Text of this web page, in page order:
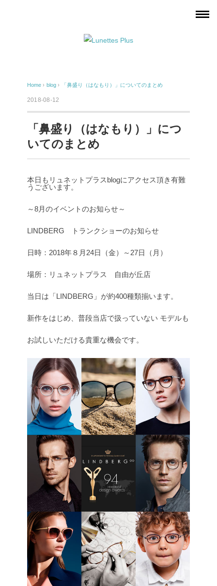
Home › blog › 「鼻盛り（はなもり）」についてのまとめ
2018-08-12
「鼻盛り（はなもり）」につ
いてのまとめ
本日もリュネットプラスblogにアクセス頂き有難
うございます。
～8月のイベントのお知らせ～
LINDBERG トランクショーのお知らせ
日時：2018年８月24日（金）～27日（月）
場所：リュネットプラス 自由が丘店
当日は「LINDBERG」が約400種類揃います。
新作をはじめ、普段当店で扱っていない モデルも
お試しいただける貴重な機会です。